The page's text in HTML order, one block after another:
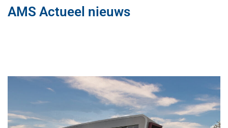
AMS Actueel nieuws